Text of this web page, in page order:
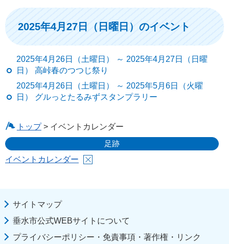
2025年4月27日（日曜日）のイベント
2025年4月26日（土曜日） ～ 2025年4月27日（日曜
日） 高峠春のつつじ祭り
2025年4月26日（土曜日） ～ 2025年5月6日（火曜
日） グルっとたるみずスタンプラリー
トップ> イベントカレンダー
足跡
イベントカレンダー
サイトマップ
垂水市公式WEBサイトについて
プライバシーポリシー・免責事項・著作権・リンク